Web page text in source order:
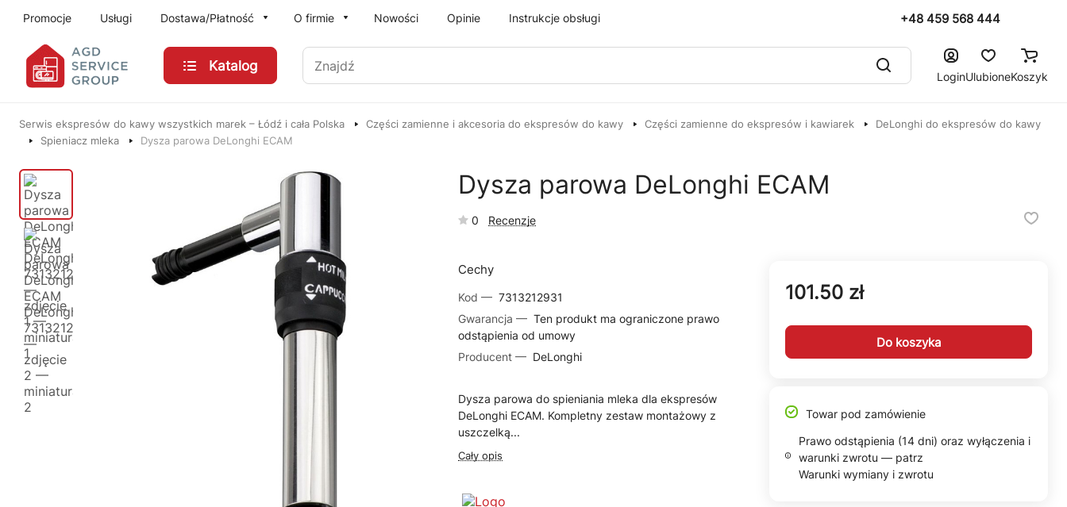
Promocje Usługi Dostawa/Płatność O firmie Nowości Opinie Instrukcje obsługi +48 459 568 444
Katalog
Znajdź
LoginUlubioneKoszyk
Serwis ekspresów do kawy wszystkich marek – Łódź i cała Polska Części zamienne i akcesoria do ekspresów do kawy Części zamienne do ekspresów i kawiarek
DeLonghi do ekspresów do kawy
Spieniacz mleka
Dysza parowa DeLonghi ECAM
Dysza parowa DeLonghi ECAM
0 Recenzje
Cechy
Kod — 7313212931
Gwarancja — Ten produkt ma ograniczone prawo
odstąpienia od umowy
Producent — DeLonghi
Dysza parowa do spieniania mleka dla ekspresów
DeLonghi ECAM. Kompletny zestaw montażowy z
uszczelką...
Cały opis
101.50 zł
Do koszyka
Towar pod zamówienie
Prawo odstąpienia (14 dni) oraz wyłączenia i
warunki zwrotu — patrz
Warunki wymiany i zwrotu